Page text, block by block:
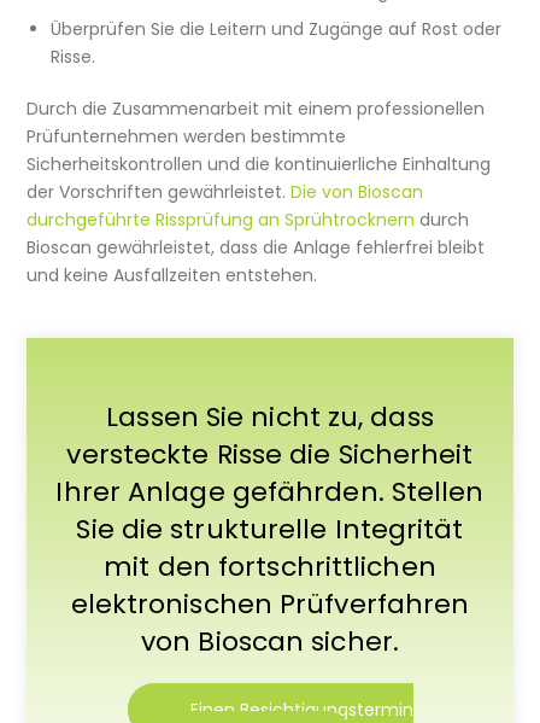
Überprüfen Sie die Leitern und Zugänge auf Rost oder
Risse.
Durch die Zusammenarbeit mit einem professionellen
Prüfunternehmen werden bestimmte
Sicherheitskontrollen und die kontinuierliche Einhaltung
der Vorschriften gewährleistet.Die von Bioscan
durchgeführte Rissprüfung an Sprühtrocknern durch
Bioscan gewährleistet, dass die Anlage fehlerfrei bleibt
und keine Ausfallzeiten entstehen.
Lassen Sie nicht zu, dass
versteckte Risse die Sicherheit
Ihrer Anlage gefährden. Stellen
Sie die strukturelle Integrität
mit den fortschrittlichen
elektronischen Prüfverfahren
von Bioscan sicher.
Einen Besichtigungstermin